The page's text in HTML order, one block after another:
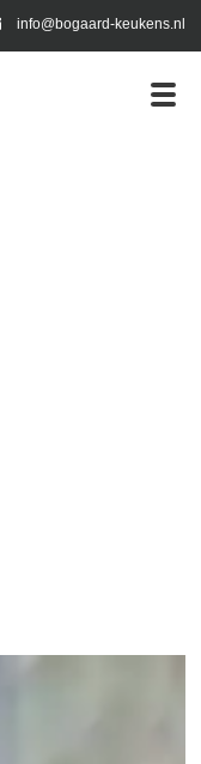
info@bogaard-keukens.nl